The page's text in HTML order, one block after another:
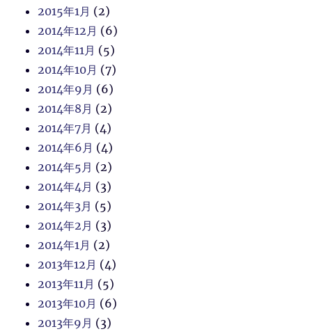
2015年1月 (2)
2014年12月 (6)
2014年11月 (5)
2014年10月 (7)
2014年9月 (6)
2014年8月 (2)
2014年7月 (4)
2014年6月 (4)
2014年5月 (2)
2014年4月 (3)
2014年3月 (5)
2014年2月 (3)
2014年1月 (2)
2013年12月 (4)
2013年11月 (5)
2013年10月 (6)
2013年9月 (3)